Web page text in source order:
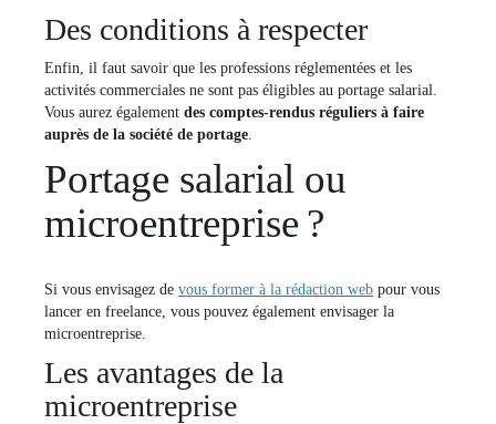
Des conditions à respecter
Enfin, il faut savoir que les professions réglementées et les
activités commerciales ne sont pas éligibles au portage salarial.
Vous aurez également des comptes-rendus réguliers à faire
auprès de la société de portage
Portage salarial ou
microentreprise ?
Si vous envisagez de vous former à la rédaction web pour vous
lancer en freelance, vous pouvez également envisager la
microentreprise.
Les avantages de la
microentreprise